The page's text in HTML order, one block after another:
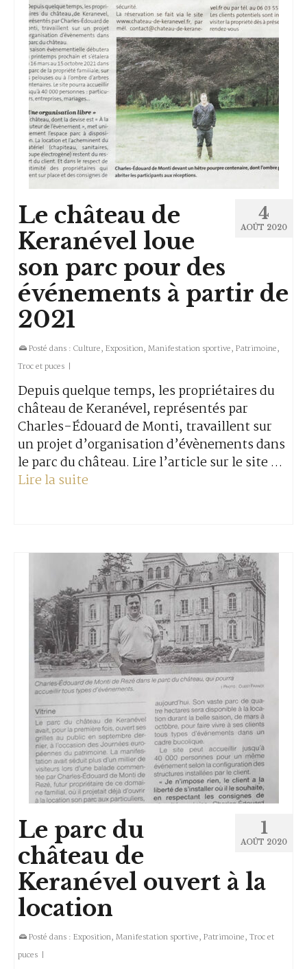
4
AOÛT 2020
Le château de
Keranével loue
son parc pour des
événements à partir de
2021
Posté dans : Culture, Exposition, Manifestation sportive, Patrimoine,
Troc et puces |
Depuis quelque temps, les propriétaires du
château de Keranével, représentés par
Charles-Édouard de Monti, travaillent sur
un projet d’organisation d’évènements dans
le parc du château. Lire l’article sur le site …
Lire la suite
1
AOÛT 2020
Le parc du
château de
Keranével ouvert à la
location
Posté dans : Exposition, Manifestation sportive, Patrimoine, Troc et
puces |